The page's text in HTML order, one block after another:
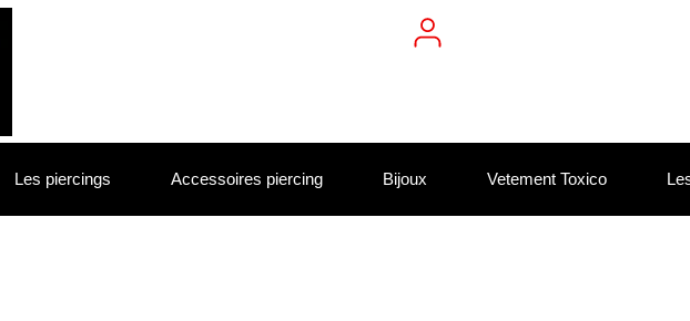
Les piercings Accessoires piercing Bijoux Vetement Toxico